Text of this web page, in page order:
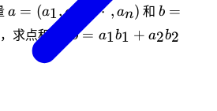
a=
(a_1,a_2,
\cdots
,a_n)
a = (a1,a ⋯ , an) 和 b=
\cdots
b =
，求点积
b=a_1b_1+a_2b_2+
b = a1b1 + a2b2